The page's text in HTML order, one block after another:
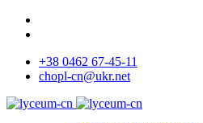
+38 0462 67-45-11
chopl-cn@ukr.net